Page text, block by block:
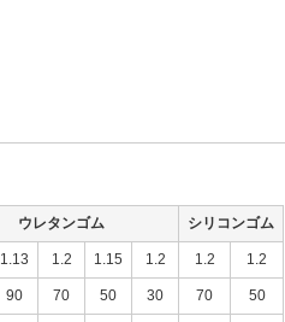
ウレタンゴム シリコンゴム
1.13 1.2 1.15 1.2 1.2 1.2
90 70 50 30 70 50